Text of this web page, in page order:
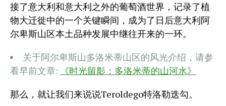
接了意大利和意大利之外的葡萄酒世界，记录了植
物大迁徙中的一个关键瞬间，成为了日后意大利阿
尔卑斯山区本土品种发展中继往开来的一环。
关于阿尔卑斯山多洛米蒂山区的风光介绍，请参
看早前文章:
《时光留影：多洛米蒂的山河水》
那么，就让我们来说说Teroldego特洛勒迭勾。